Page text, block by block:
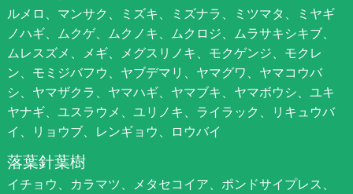
ルメロ、マンサク、ミズキ、ミズナラ、ミツマタ、ミヤギ
ノハギ、ムクゲ、ムクノキ、ムクロジ、ムラサキシキブ、
ムレスズメ、メギ、メグスリノキ、モクゲンジ、モクレ
ン、モミジバフウ、ヤブデマリ、ヤマグワ、ヤマコウバ
シ、ヤマザクラ、ヤマハギ、ヤマブキ、ヤマボウシ、ユキ
ヤナギ、ユスラウメ、ユリノキ、ライラック、リキュウバ
イ、リョウブ、レンギョウ、ロウバイ
落葉針葉樹
イチョウ、カラマツ、メタセコイア、ポンドサイプレス、